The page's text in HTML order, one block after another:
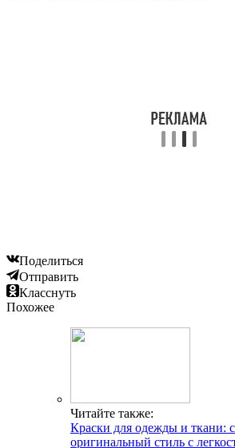
Поделиться
Отправить
Класснуть
Похожее
Читайте также:
Краски для одежды и ткани:
оригинальный стиль с